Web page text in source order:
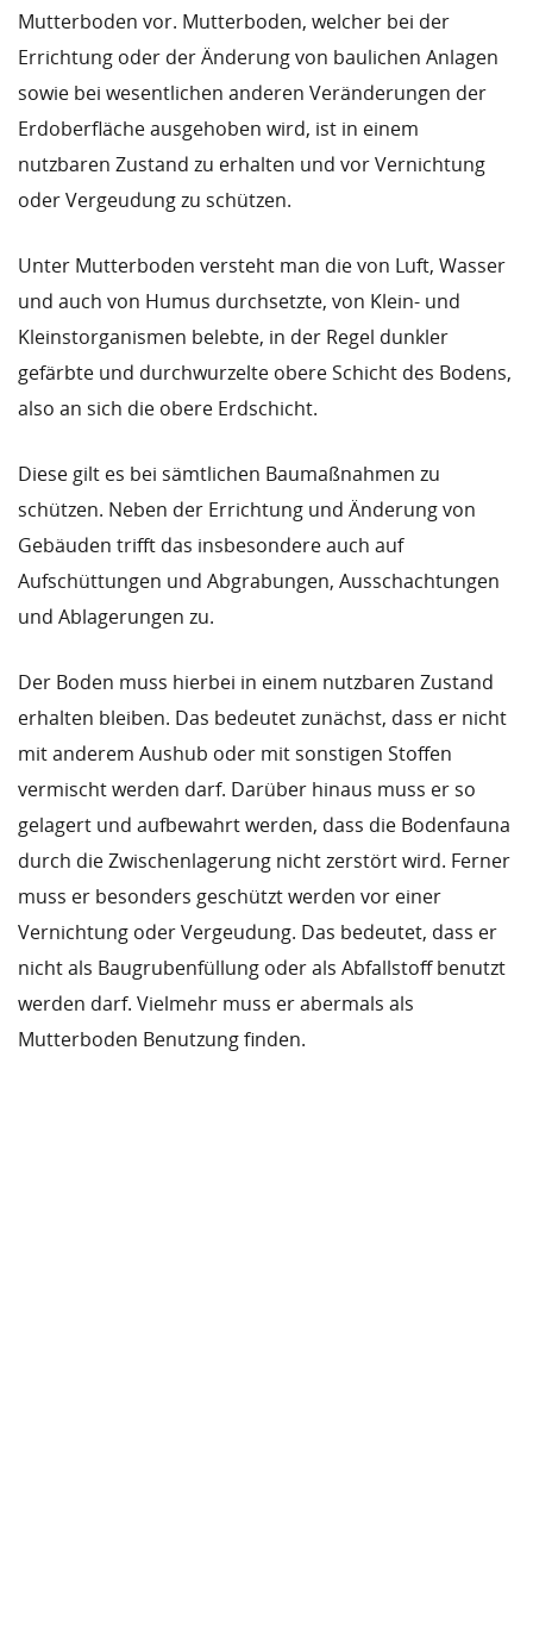
Mutterboden vor. Mutterboden, welcher bei der
Errichtung oder der Änderung von baulichen Anlagen
sowie bei wesentlichen anderen Veränderungen der
Erdoberfläche ausgehoben wird, ist in einem
nutzbaren Zustand zu erhalten und vor Vernichtung
oder Vergeudung zu schützen.
Unter Mutterboden versteht man die von Luft, Wasser
und auch von Humus durchsetzte, von Klein- und
Kleinstorganismen belebte, in der Regel dunkler
gefärbte und durchwurzelte obere Schicht des Bodens,
also an sich die obere Erdschicht.
Diese gilt es bei sämtlichen Baumaßnahmen zu
schützen. Neben der Errichtung und Änderung von
Gebäuden trifft das insbesondere auch auf
Aufschüttungen und Abgrabungen, Ausschachtungen
und Ablagerungen zu.
Der Boden muss hierbei in einem nutzbaren Zustand
erhalten bleiben. Das bedeutet zunächst, dass er nicht
mit anderem Aushub oder mit sonstigen Stoffen
vermischt werden darf. Darüber hinaus muss er so
gelagert und aufbewahrt werden, dass die Bodenfauna
durch die Zwischenlagerung nicht zerstört wird. Ferner
muss er besonders geschützt werden vor einer
Vernichtung oder Vergeudung. Das bedeutet, dass er
nicht als Baugrubenfüllung oder als Abfallstoff benutzt
werden darf. Vielmehr muss er abermals als
Mutterboden Benutzung finden.